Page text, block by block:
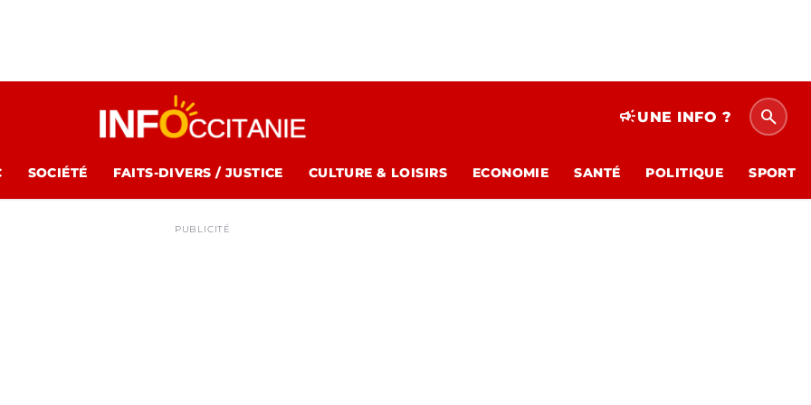
campaignUNE INFO ? search
SOCIÉTÉ FAITS-DIVERS / JUSTICE CULTURE & LOISIRS ECONOMIE SANTÉ POLITIQUE SPORT
PUBLICITÉ